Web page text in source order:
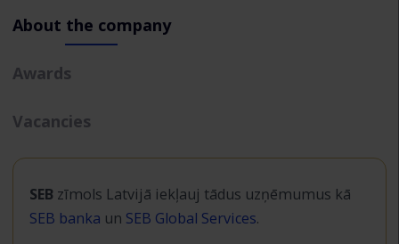
About the company
Awards
Vacancies
SEB zīmols Latvijā iekļauj tādus uzņēmumus kā
SEB banka un SEB Global Services.